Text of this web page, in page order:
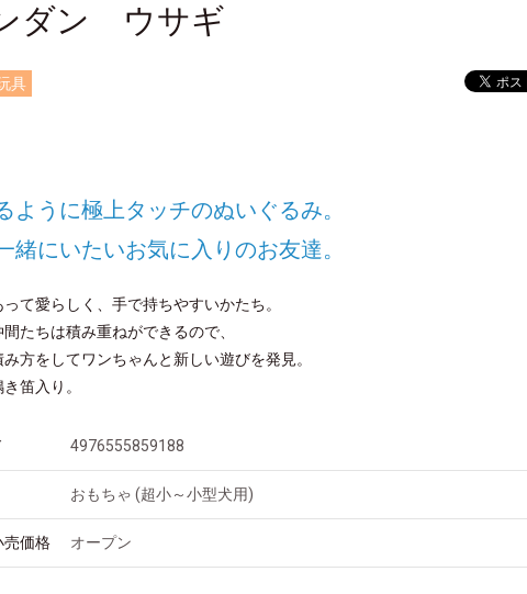
ダン ウサギ
具
ように極上タッチのぬいぐるみ。
緒にいたいお気に入りのお友達。
って愛らしく、手で持ちやすいかたち。
間たちは積み重ねができるので、
方をしてワンちゃんと新しい遊びを発見。
笛入り。
4976555859188
おもちゃ (超小～小型犬用)
売価格 オープン